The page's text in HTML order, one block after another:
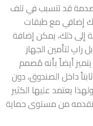
صدمة قد تتسبب في تلف
إضافي مع طبقات
إلى ذلك، يمكن إضافة
راپ لتأمين الجهاز
أيضاً بأنه مُصمم
داخل الصندوق، دون
يعتمد عليها الكثير
تقدمه من مستوى حماية